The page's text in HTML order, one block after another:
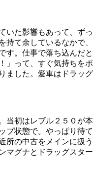
いた影響もあって、ずっ
持て余しているなかで、
す。仕事で落ち込んだと
」って、すぐ気持ちをポ
ました。愛車はドラッグ
当初はレブル２５０が本
プ状態で。やっぱり待て
所の中古をメインに扱う
マグナとドラッグスター